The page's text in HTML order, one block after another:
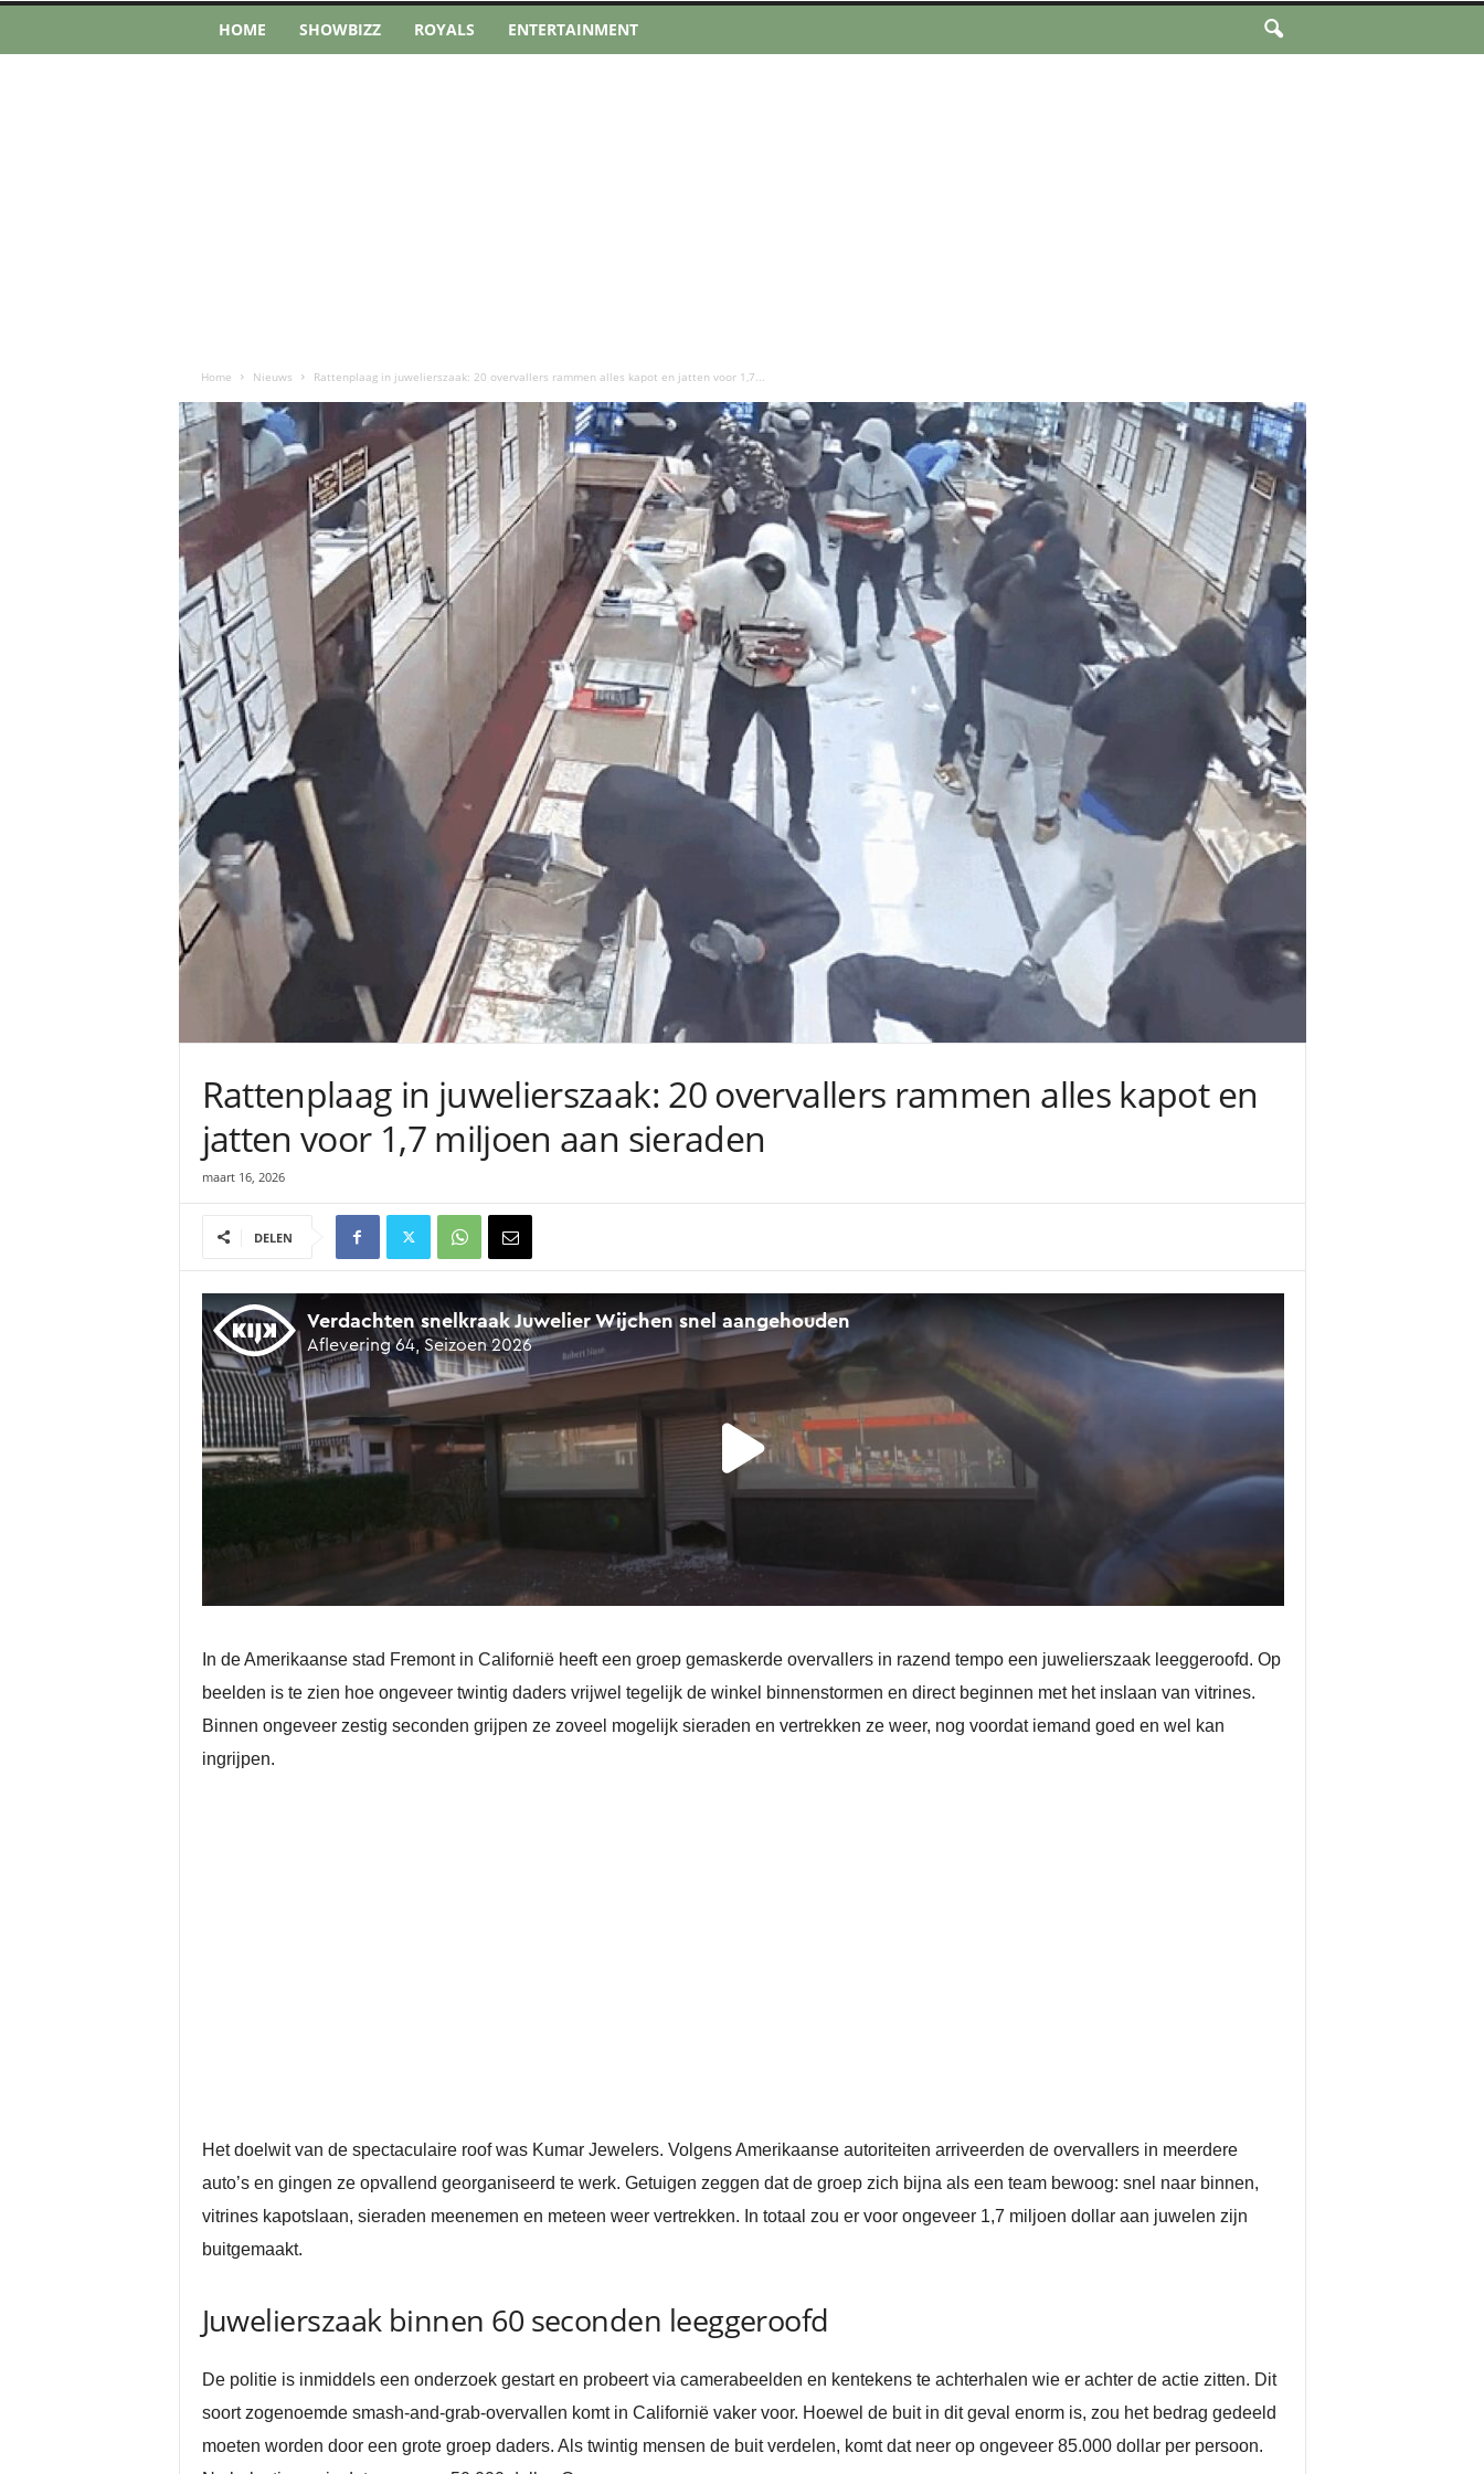
HOME SHOWBIZZ ROYALS ENTERTAINMENT
Home Nieuws Rattenplaag in juwelierszaak: 20 overvallers rammen alles kapot en jatten voor 1,7...
Rattenplaag in juwelierszaak: 20 overvallers rammen alles kapot en
jatten voor 1,7 miljoen aan sieraden
maart 16, 2026
DELEN
In de Amerikaanse stad Fremont in Californië heeft een groep gemaskerde overvallers in razend tempo een juwelierszaak leeggeroofd. Op
beelden is te zien hoe ongeveer twintig daders vrijwel tegelijk de winkel binnenstormen en direct beginnen met het inslaan van vitrines.
Binnen ongeveer zestig seconden grijpen ze zoveel mogelijk sieraden en vertrekken ze weer, nog voordat iemand goed en wel kan
ingrijpen.
Het doelwit van de spectaculaire roof was Kumar Jewelers. Volgens Amerikaanse autoriteiten arriveerden de overvallers in meerdere
auto’s en gingen ze opvallend georganiseerd te werk. Getuigen zeggen dat de groep zich bijna als een team bewoog: snel naar binnen,
vitrines kapotslaan, sieraden meenemen en meteen weer vertrekken. In totaal zou er voor ongeveer 1,7 miljoen dollar aan juwelen zijn
buitgemaakt.
Juwelierszaak binnen 60 seconden leeggeroofd
De politie is inmiddels een onderzoek gestart en probeert via camerabeelden en kentekens te achterhalen wie er achter de actie zitten. Dit
soort zogenoemde smash-and-grab-overvallen komt in Californië vaker voor. Hoewel de buit in dit geval enorm is, zou het bedrag gedeeld
moeten worden door een grote groep daders. Als twintig mensen de buit verdelen, komt dat neer op ongeveer 85.000 dollar per persoon.